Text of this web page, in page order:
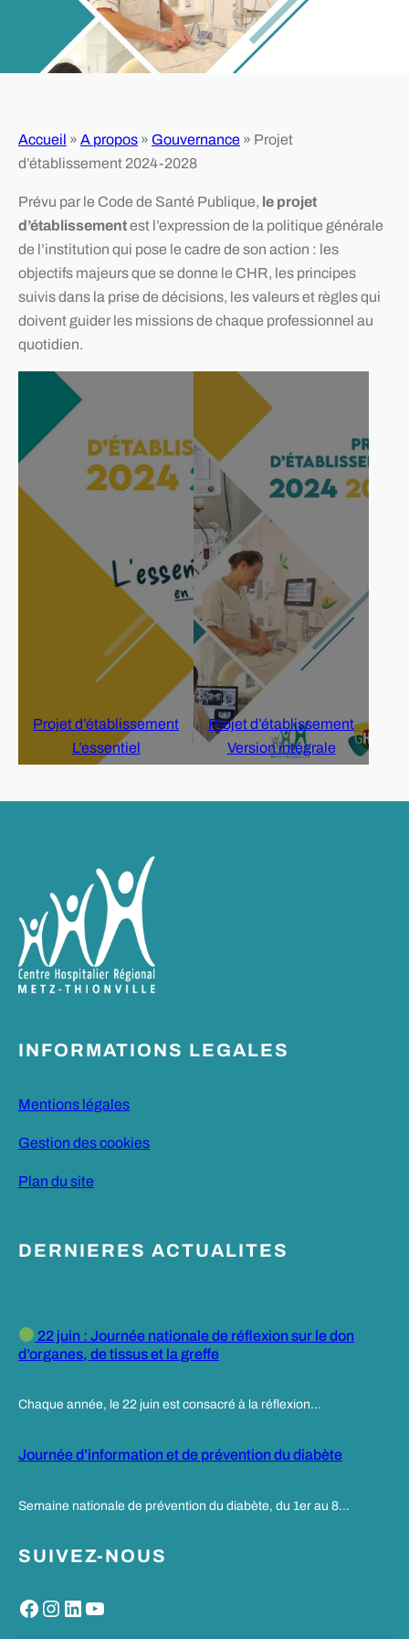
Accueil » A propos » Gouvernance » Projet
d’établissement 2024-2028
Prévu par le Code de Santé Publique, le projet
d’établissementest l’expression de la politique générale
de l’institution qui pose le cadre de son action : les
objectifs majeurs que se donne le CHR, les principes
suivis dans la prise de décisions, les valeurs et règles qui
doivent guider les missions de chaque professionnel au
quotidien.
Projet d’établissement
L’essentiel
Projet d’établissement
Version intégrale
INFORMATIONS LEGALES
Mentions légales
Gestion des cookies
Plan du site
DERNIERES ACTUALITES
22 juin : Journée nationale de réflexion sur le don
d’organes, de tissus et la greffe
Chaque année, le 22 juin est consacré à la réflexion…
Journée d’information et de prévention du diabète
Semaine nationale de prévention du diabète, du 1er au 8…
SUIVEZ-NOUS
Facebook Instagram LinkedIn YouTube